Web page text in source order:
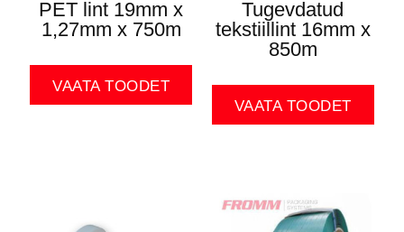
PET lint 19mm x
1,27mm x 750m
VAATA TOODET
Tugevdatud
tekstiillint 16mm x
850m
VAATA TOODET